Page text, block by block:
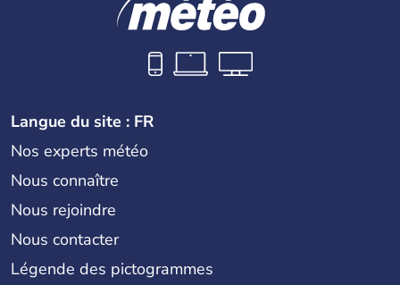
Langue du site : FR
Nos experts météo
Nous connaître
Nous rejoindre
Nous contacter
Légende des pictogrammes